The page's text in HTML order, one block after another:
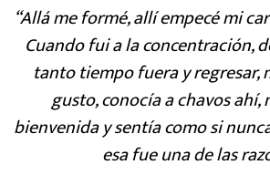
“Allá me formé, allí empecé mi
Cuando fui a la concentración,
tanto tiempo fuera y regresar,
gusto, conocía a chavos ahí,
bienvenida y sentía como si
esa fue una de las